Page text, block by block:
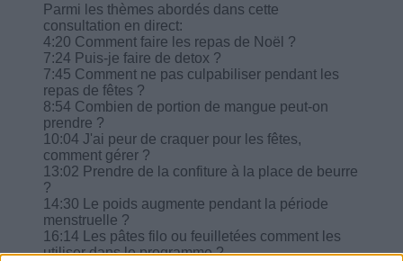
Parmi les thèmes abordés dans cette
consultation en direct:
4:20 Comment faire les repas de Noël ?
7:24 Puis-je faire de detox ?
7:45 Comment ne pas culpabiliser pendant les
repas de fêtes ?
8:54 Combien de portion de mangue peut-on
prendre ?
10:04 J'ai peur de craquer pour les fêtes,
comment gérer ?
13:02 Prendre de la confiture à la place de beurre
?
14:30 Le poids augmente pendant la période
menstruelle ?
16:14 Les pâtes filo ou feuilletées comment les
utiliser dans le programme ?